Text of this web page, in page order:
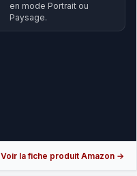
en mode Portrait ou
Paysage.
Voir la fiche produit Amazon →